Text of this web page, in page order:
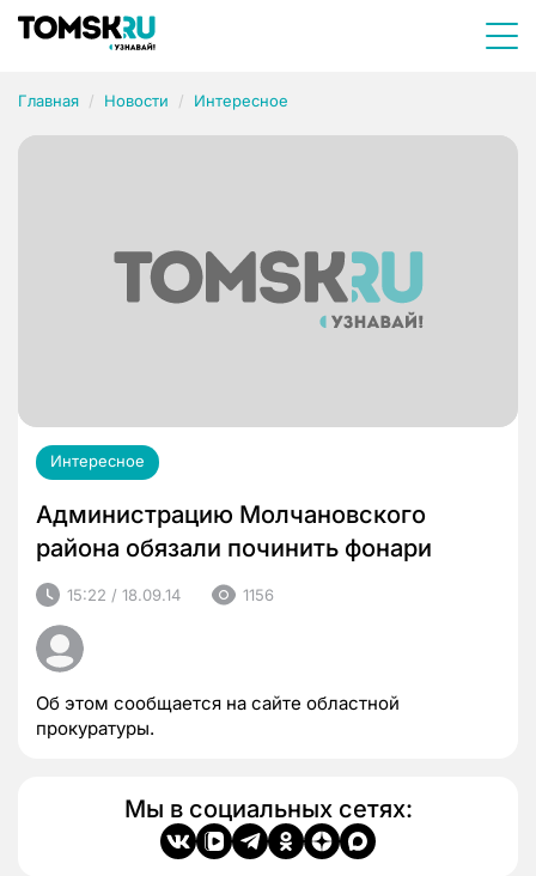
Главная Новости Интересное
Интересное
Администрацию Молчановского
района обязали починить фонари
15:22 / 18.09.14 1156
Об этом сообщается на сайте областной
прокуратуры.
Мы в социальных сетях: